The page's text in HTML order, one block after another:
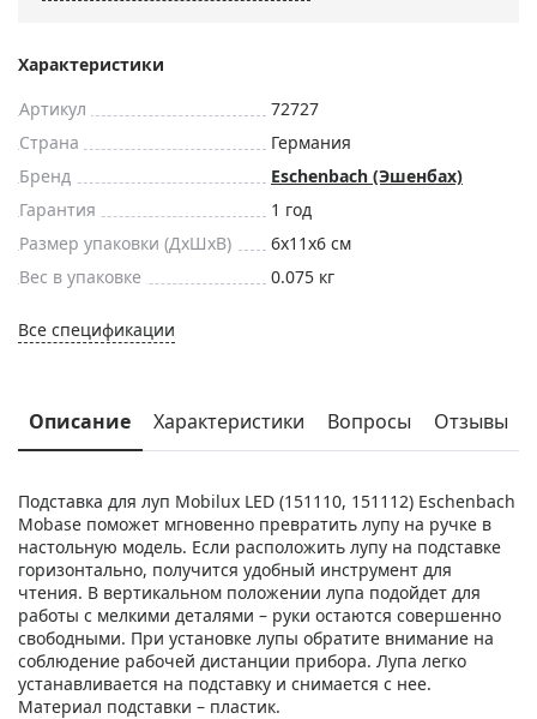
Характеристики
Артикул
72727
Страна
Германия
Бренд
Eschenbach (Эшенбах)
Гарантия
1 год
Размер упаковки (ДxШxВ)
6x11x6 см
Вес в упаковке
0.075 кг
Все спецификации
Описание Характеристики Вопросы Отзывы
Подставка для луп Mobilux LED (151110, 151112) Eschenbach
Mobase поможет мгновенно превратить лупу на ручке в
настольную модель. Если расположить лупу на подставке
горизонтально, получится удобный инструмент для
чтения. В вертикальном положении лупа подойдет для
работы с мелкими деталями – руки остаются совершенно
свободными. При установке лупы обратите внимание на
соблюдение рабочей дистанции прибора. Лупа легко
устанавливается на подставку и снимается с нее.
Материал подставки – пластик.